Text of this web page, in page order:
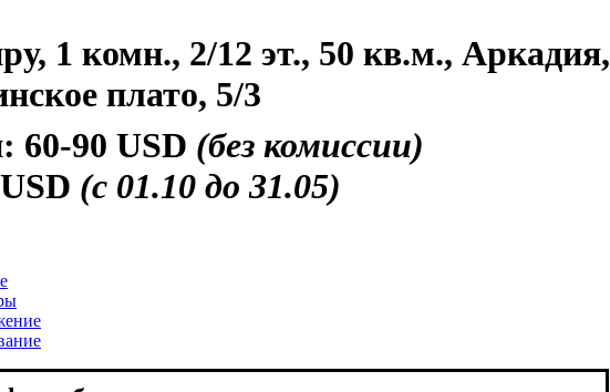
1 комн., 2/12 эт., 50 кв.м., Аркадия,
плато, 5/3
60-90 USD (без комиссии)
(с 01.10 до 31.05)